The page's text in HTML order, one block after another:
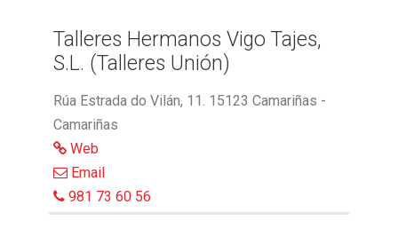
Talleres Hermanos Vigo Tajes,
S.L. (Talleres Unión)
Rúa Estrada do Vilán, 11. 15123 Camariñas -
Camariñas
Web
Email
981 73 60 56